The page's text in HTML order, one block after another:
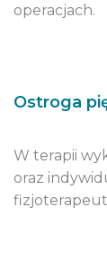
operacjach.
Ostroga
W terapii
oraz